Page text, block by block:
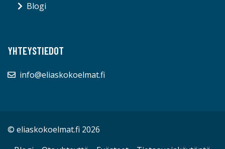
Blogi
YHTEYSTIEDOT
info@eliaskokoelmat.fi
© eliaskokoelmat.fi 2026